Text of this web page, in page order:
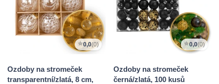
0,0(0)
Ozdoby na stromeček
transparentní/zlatá, 8 cm,
0,0(0)
Ozdoby na stromeček
černá/zlatá, 100 kusů